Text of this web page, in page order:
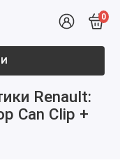
0
Renault:
Can Clip +